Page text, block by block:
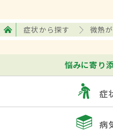
症状から探す 微熱
悩みに寄り
症
病